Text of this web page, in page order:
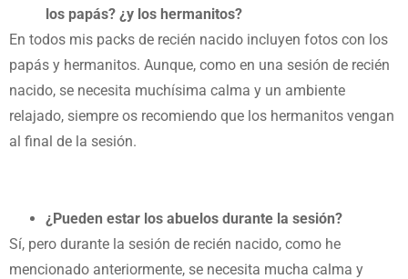
los papás? ¿y los hermanitos?
En todos mis packs de recién nacido incluyen fotos con los
papás y hermanitos. Aunque, como en una sesión de recién
nacido, se necesita muchísima calma y un ambiente
relajado, siempre os recomiendo que los hermanitos vengan
al final de la sesión.
¿Pueden estar los abuelos durante la sesión?
Sí, pero durante la sesión de recién nacido, como he
mencionado anteriormente, se necesita mucha calma y